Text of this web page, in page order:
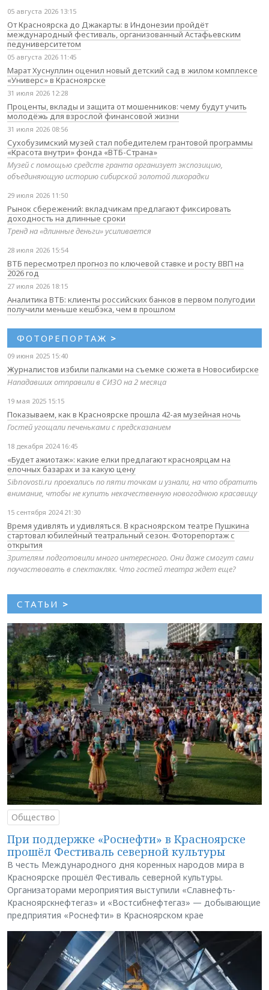
05 августа 2026 13:15
От Красноярска до Джакарты: в Индонезии пройдёт
международный фестиваль, организованный Астафьевским
педуниверситетом
05 августа 2026 11:45
Марат Хуснуллин оценил новый детский сад в жилом комплексе
«Универс» в Красноярске
31 июля 2026 12:28
Проценты, вклады и защита от мошенников: чему будут учить
молодёжь для взрослой финансовой жизни
31 июля 2026 08:56
Сухобузимский музей стал победителем грантовой программы
«Красота внутри» фонда «ВТБ-Страна»
Музей с помощью средств гранта организует экспозицию,
объединяющую историю сибирской золотой лихорадки
29 июля 2026 11:50
Рынок сбережений: вкладчикам предлагают фиксировать
доходность на длинные сроки
Тренд на «длинные деньги» усиливается
28 июля 2026 15:54
ВТБ пересмотрел прогноз по ключевой ставке и росту ВВП на
2026 год
27 июля 2026 18:15
Аналитика ВТБ: клиенты российских банков в первом полугодии
получили меньше кешбэка, чем в прошлом
ФОТОРЕПОРТАЖ >
09 июня 2025 15:40
Журналистов избили палками на съемке сюжета в Новосибирске
Нападавших отправили в СИЗО на 2 месяца
19 мая 2025 15:15
Показываем, как в Красноярске прошла 42-ая музейная ночь
Гостей угощали печеньками с предсказанием
18 декабря 2024 16:45
«Будет ажиотаж»: какие елки предлагают красноярцам на
елочных базарах и за какую цену
Sibnovosti.ru проехались по пяти точкам и узнали, на что обратить
внимание, чтобы не купить некачественную новогоднюю красавицу
15 сентября 2024 21:30
Время удивлять и удивляться. В красноярском театре Пушкина
стартовал юбилейный театральный сезон. Фоторепортаж с
открытия
Зрителям подготовили много интересного. Они даже смогут сами
поучаствовать в спектаклях. Что гостей театра ждет еще?
СТАТЬИ >
Общество
При поддержке «Роснефти» в Красноярске
прошёл Фестиваль северной культуры
В честь Международного дня коренных народов мира в
Красноярске прошёл Фестиваль северной культуры.
Организаторами мероприятия выступили «Славнефть-
Красноярскнефтегаз» и «Востсибнефтегаз» — добывающие
предприятия «Роснефти» в Красноярском крае